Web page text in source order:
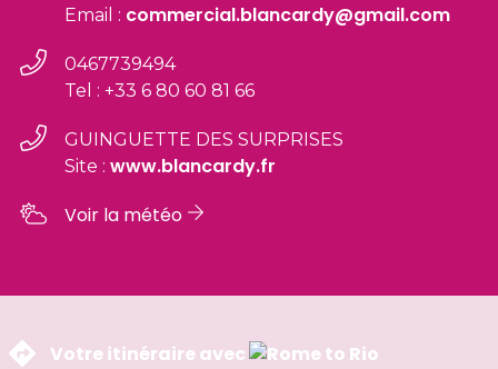
Email : commercial.blancardy@gmail.com
0467739494
Tel : +33 6 80 60 81 66
GUINGUETTE DES SURPRISES
Site : www.blancardy.fr
Voir la météo
Votre itinéraire avec